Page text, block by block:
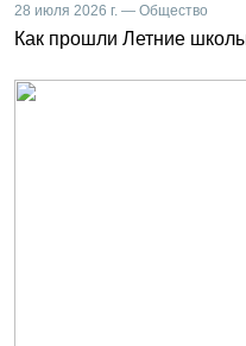
28 июля 2026 г. — Общество
Как прошли Летние